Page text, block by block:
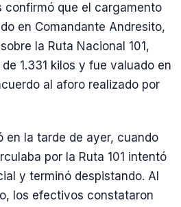
confirmó que el cargamento
en Comandante Andresito,
la Ruta Nacional 101,
1.331 kilos y fue valuado en
al aforo realizado por
en la tarde de ayer, cuando
por la Ruta 101 intentó
y terminó despistando. Al
los efectivos constataron